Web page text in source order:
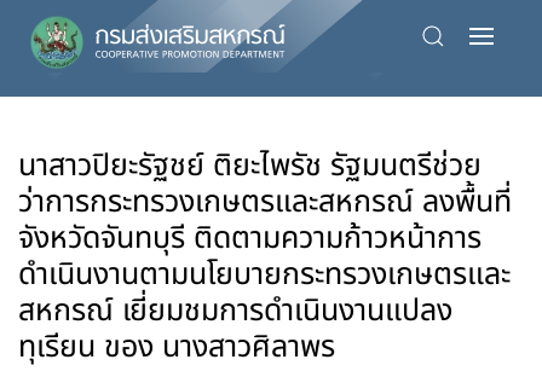
Skip
to
content
นาสาวปิยะรัฐชย์ ติยะไพรัช รัฐมนตรีช่วย
ว่าการกระทรวงเกษตรและสหกรณ์ ลงพื้นที่
จังหวัดจันทบุรี ติดตามความก้าวหน้าการ
ดำเนินงานตามนโยบายกระทรวงเกษตรและ
สหกรณ์ เยี่ยมชมการดำเนินงานแปลง
ทุเรียน ของ นางสาวศิลาพร